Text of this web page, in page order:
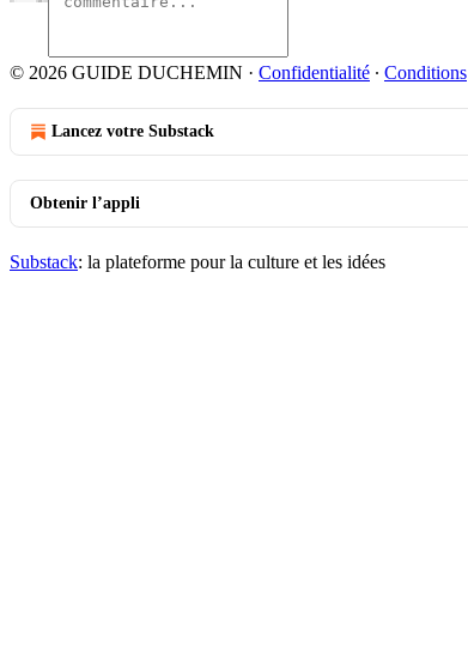
© 2026 GUIDE DUCHEMIN · Confidentialité ∙ Conditions
Lancez votre Substack
Obtenir l’appli
Substack: la plateforme pour la culture et les idées